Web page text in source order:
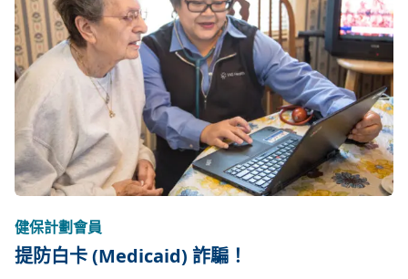
健保計劃會員
提防白卡 (Medicaid) 詐騙！